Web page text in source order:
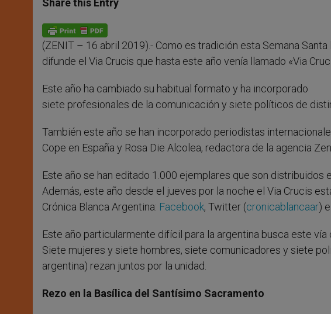
s
p
p
e
g
e
b
o
k
Share this Entry
(ZENIT – 16 abril 2019).- Como es tradición esta Semana
difunde el Via Crucis que hasta este año venía llamado «Via
Este año ha cambiado su habitual formato y ha incorporado
siete profesionales de la comunicación y siete políticos de
También este año se han incorporado periodistas
Cope en España y Rosa Die Alcolea, redactora de la agencia
Este año se han editado 1.000 ejemplares que son
Además, este año desde el jueves por la noche el Via Crucis
Crónica Blanca Argentina: Facebook, Twitter (cronicablancaar)
Este año particularmente difícil para la argentina busca este
Siete mujeres y siete hombres, siete comunicadores y siete
argentina) rezan juntos por la unidad.
Rezo en la Basílica del Santísimo Sacramento